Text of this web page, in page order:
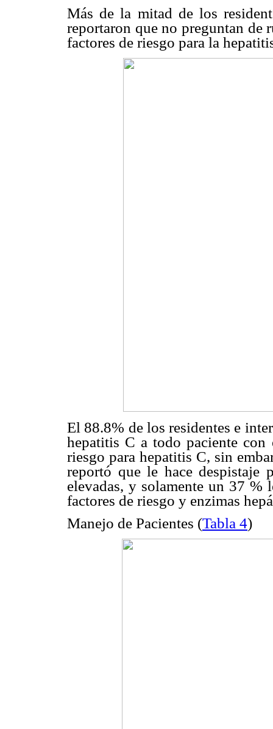
Más de la mitad de los
reportaron que no preguntan de
factores de riesgo para la
El 88.8% de los residentes e
hepatitis C a todo paciente con
riesgo para hepatitis C, sin
reportó que le hace despistaje
elevadas, y solamente un 37
factores de riesgo y enzimas
Manejo de Pacientes (Tabla 4)